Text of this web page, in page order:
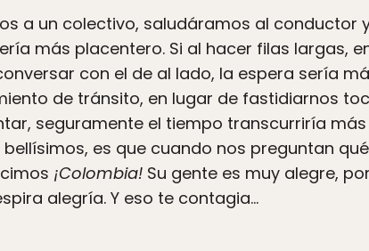
a un colectivo, saludáramos al conductor
más placentero. Si al hacer filas largas,
con el de al lado, la espera sería
de tránsito, en lugar de fastidiarnos
seguramente ​el tiempo ​​transcurriría
es que cuando nos preguntan
¡Colombia! Su gente es muy alegre,
alegría. Y eso te contagia…